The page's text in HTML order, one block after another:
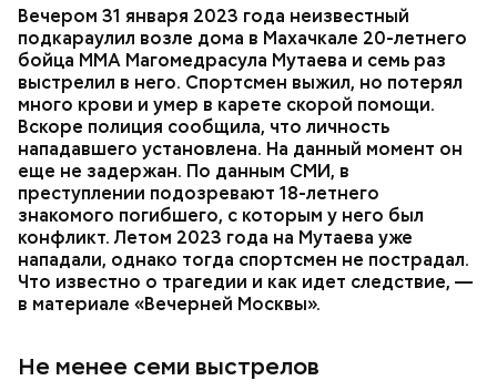
Вечером 31 января 2023 года неизвестный
подкараулил возле дома в Махачкале 20-летнего
бойца ММА Магомедрасула Мутаева и семь раз
выстрелил в него. Спортсмен выжил, но потерял
много крови и умер в карете скорой помощи.
Вскоре полиция сообщила, что личность
нападавшего установлена. На данный момент он
еще не задержан. По данным СМИ, в
преступлении подозревают 18-летнего
знакомого погибшего, с которым у него был
конфликт. Летом 2023 года на Мутаева уже
нападали, однако тогда спортсмен не пострадал.
Что известно о трагедии и как идет следствие, —
в материале «Вечерней Москвы».
Не менее семи выстрелов
Очевидцы трагедии вызвали полицию и скорую
помощь, однако врачи оказались бессильны —
пострадавший умер по пути в больницу.
СПОРТ СЛЕДСТВЕННЫЙ КОМИТЕТ
ММА
РЕСПУБЛИКА ДАГЕСТАН
СМЕРТЬ